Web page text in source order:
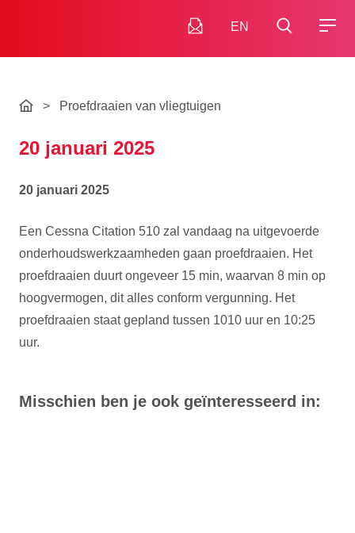
EN
> Proefdraaien van vliegtuigen
20 januari 2025
20 januari 2025
Een Cessna Citation 510 zal vandaag na uitgevoerde
onderhoudswerkzaamheden gaan proefdraaien. Het
proefdraaien duurt ongeveer 15 min, waarvan 8 min op
hoogvermogen, dit alles conform vergunning. Het
proefdraaien staat gepland tussen 1010 uur en 10:25
uur.
Misschien ben je ook geïnteresseerd in: